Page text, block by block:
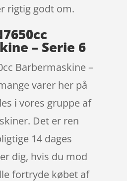
rigtig godt om.
– Serie 6
Barbermaskine –
varer her på
i vores gruppe af
Det er ren
14 dages
dig, hvis du mod
fortryde købet af